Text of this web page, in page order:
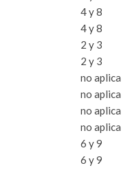
4 y 8
4 y 8
2 y 3
2 y 3
no aplica
no aplica
no aplica
no aplica
6 y 9
6 y 9